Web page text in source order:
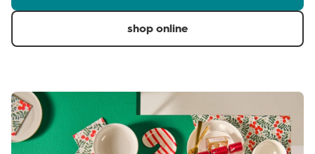
shop online